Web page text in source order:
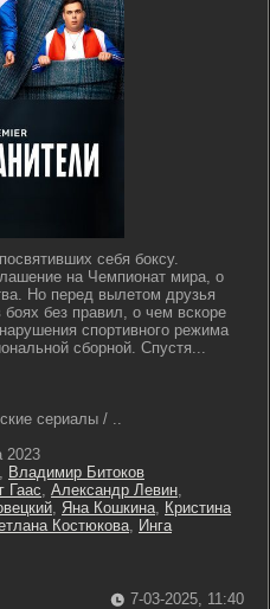
себя боксу.
на Чемпионат мира, о
Но перед вылетом друзья
без правил, о чем вскоре
спортивного режима
сборной. Спустя...
сериалы / ..
2023
, Владимир Битоков
Гаас, Александр Левин,
, Яна Кошкина, Кристина
Костюкова, Инга
7-03-2025, 11:40